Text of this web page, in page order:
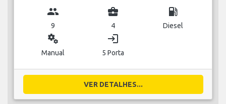
group
9
business_center
4
local_gas_station
Diesel
miscellaneous_services
Manual
login
5 Porta
VER DETALHES...